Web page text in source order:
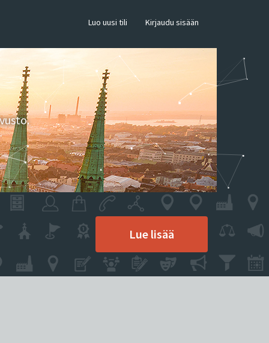
Luo uusi tili Kirjaudu sisään
Lue lisää